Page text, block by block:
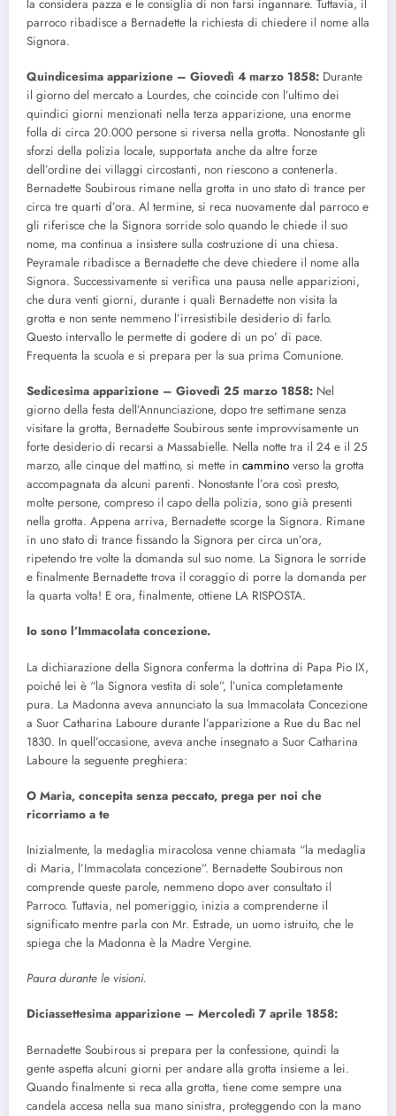
la considera pazza e le consiglia di non farsi ingannare. Tuttavia, il
parroco ribadisce a Bernadette la richiesta di chiedere il nome alla
Signora.
Quindicesima apparizione – Giovedì 4 marzo 1858: Durante
il giorno del mercato a Lourdes, che coincide con l’ultimo dei
quindici giorni menzionati nella terza apparizione, una enorme
folla di circa 20.000 persone si riversa nella grotta. Nonostante gli
sforzi della polizia locale, supportata anche da altre forze
dell’ordine dei villaggi circostanti, non riescono a contenerla.
Bernadette Soubirous rimane nella grotta in uno stato di trance per
circa tre quarti d’ora. Al termine, si reca nuovamente dal parroco e
gli riferisce che la Signora sorride solo quando le chiede il suo
nome, ma continua a insistere sulla costruzione di una chiesa.
Peyramale ribadisce a Bernadette che deve chiedere il nome alla
Signora. Successivamente si verifica una pausa nelle apparizioni,
che dura venti giorni, durante i quali Bernadette non visita la
grotta e non sente nemmeno l’irresistibile desiderio di farlo.
Questo intervallo le permette di godere di un po’ di pace.
Frequenta la scuola e si prepara per la sua prima Comunione.
Sedicesima apparizione – Giovedì 25 marzo 1858: Nel
giorno della festa dell’Annunciazione, dopo tre settimane senza
visitare la grotta, Bernadette Soubirous sente improvvisamente un
forte desiderio di recarsi a Massabielle. Nella notte tra il 24 e il 25
marzo, alle cinque del mattino, si mette in cammino verso la grotta
accompagnata da alcuni parenti. Nonostante l’ora così presto,
molte persone, compreso il capo della polizia, sono già presenti
nella grotta. Appena arriva, Bernadette scorge la Signora. Rimane
in uno stato di trance fissando la Signora per circa un’ora,
ripetendo tre volte la domanda sul suo nome. La Signora le sorride
e finalmente Bernadette trova il coraggio di porre la domanda per
la quarta volta! E ora, finalmente, ottiene LA RISPOSTA.
Io sono l’Immacolata concezione.
La dichiarazione della Signora conferma la dottrina di Papa Pio IX,
poiché lei è “la Signora vestita di sole”, l’unica completamente
pura. La Madonna aveva annunciato la sua Immacolata Concezione
a Suor Catharina Laboure durante l’apparizione a Rue du Bac nel
1830. In quell’occasione, aveva anche insegnato a Suor Catharina
Laboure la seguente preghiera:
O Maria, concepita senza peccato, prega per noi che
ricorriamo a te
Inizialmente, la medaglia miracolosa venne chiamata “la medaglia
di Maria, l’Immacolata concezione”. Bernadette Soubirous non
comprende queste parole, nemmeno dopo aver consultato il
Parroco. Tuttavia, nel pomeriggio, inizia a comprenderne il
significato mentre parla con Mr. Estrade, un uomo istruito, che le
spiega che la Madonna è la Madre Vergine.
Paura durante le visioni.
Diciassettesima apparizione – Mercoledì 7 aprile 1858:
Bernadette Soubirous si prepara per la confessione, quindi la
gente aspetta alcuni giorni per andare alla grotta insieme a lei.
Quando finalmente si reca alla grotta, tiene come sempre una
candela accesa nella sua mano sinistra, proteggendo con la mano